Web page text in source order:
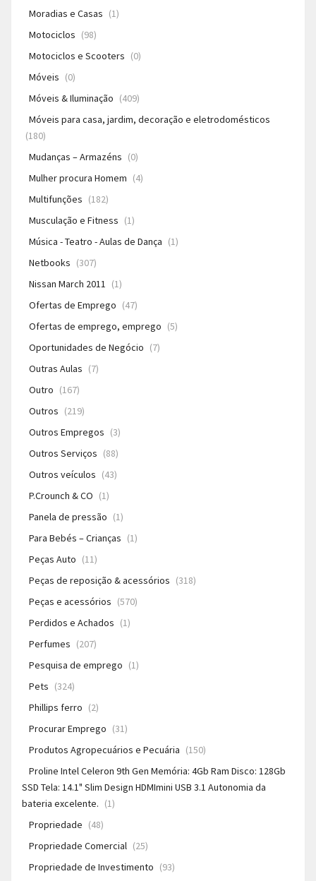
Moradias e Casas (1)
Motociclos (98)
Motociclos e Scooters (0)
Móveis (0)
Móveis & Iluminação (409)
Móveis para casa, jardim, decoração e eletrodomésticos
(180)
Mudanças – Armazéns (0)
Mulher procura Homem (4)
Multifunções (182)
Musculação e Fitness (1)
Música - Teatro - Aulas de Dança (1)
Netbooks (307)
Nissan March 2011 (1)
Ofertas de Emprego (47)
Ofertas de emprego, emprego (5)
Oportunidades de Negócio (7)
Outras Aulas (7)
Outro (167)
Outros (219)
Outros Empregos (3)
Outros Serviços (88)
Outros veículos (43)
P.Crounch & CO (1)
Panela de pressão (1)
Para Bebés – Crianças (1)
Peças Auto (11)
Peças de reposição & acessórios (318)
Peças e acessórios (570)
Perdidos e Achados (1)
Perfumes (207)
Pesquisa de emprego (1)
Pets (324)
Phillips ferro (2)
Procurar Emprego (31)
Produtos Agropecuários e Pecuária (150)
Proline Intel Celeron 9th Gen Memória: 4Gb Ram Disco: 128Gb
SSD Tela: 14.1" Slim Design HDMImini USB 3.1 Autonomia da
bateria excelente. (1)
Propriedade (48)
Propriedade Comercial (25)
Propriedade de Investimento (93)